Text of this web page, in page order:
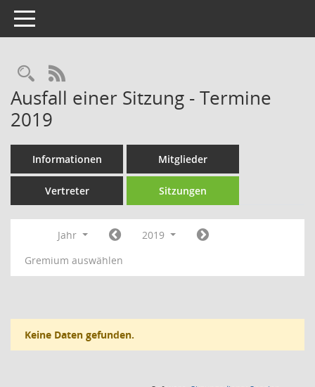
Toggle navigation
Rechercheauswahl
RSS-Feed
Ausfall einer Sitzung - Termine
2019
Informationen Mitglieder
Vertreter Sitzungen
Jahr
2019
Gremium auswählen
Keine Daten gefunden.